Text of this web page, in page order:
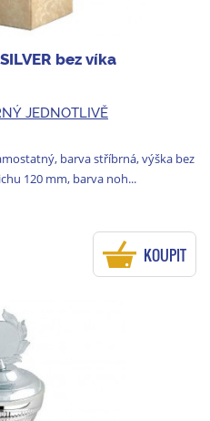
bez víka
JEDNOTLIVĚ
barva stříbrná, výška bez
120 mm, barva noh...
KOUPIT